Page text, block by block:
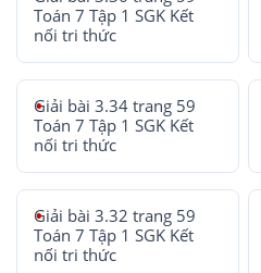
Toán 7 Tập 1 SGK Kết
nối tri thức
Giải bài 3.34 trang 59
Toán 7 Tập 1 SGK Kết
nối tri thức
Giải bài 3.32 trang 59
Toán 7 Tập 1 SGK Kết
nối tri thức